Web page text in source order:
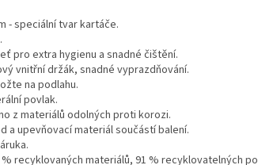
- speciální tvar kartáče.
pro extra hygienu a snadné čištění.
vnitřní držák, snadné vyprazdňování.
na podlahu.
povlak.
z materiálů odolných proti korozi.
a upevňovací materiál součástí balení.
recyklovaných materiálů, 91 % recyklovatelných po